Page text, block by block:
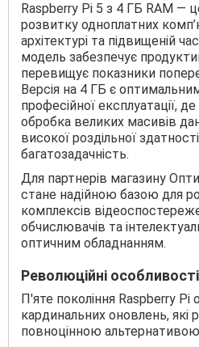
Raspberry Pi 5 з 4 ГБ RAM —
розвитку одноплатних
архітектурі та підвищеній
модель забезпечує
перевищує показники
Версія на 4 ГБ є
професійної експлуатації,
обробка великих масивів
високої роздільної
багатозадачність.
Для партнерів магазину
стане надійною базою для
комплексів
обчислювачів та
оптичним обладнанням.
Революційні
П'яте покоління Raspberry Pi
кардинальних оновлень, які
повноцінною